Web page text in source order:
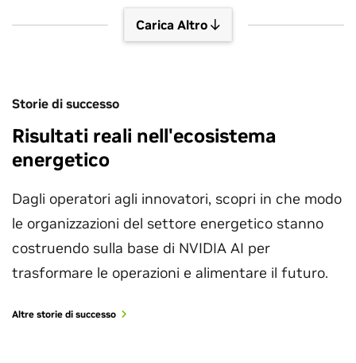
NVIDIA founder and CEO Jensen Huang has
described as a […] Carica Altro
Storie di successo
Risultati reali nell'ecosistema
energetico
Dagli operatori agli innovatori, scopri in che modo
le organizzazioni del settore energetico stanno
costruendo sulla base di NVIDIA AI per
trasformare le operazioni e alimentare il futuro.
Altre storie di successo